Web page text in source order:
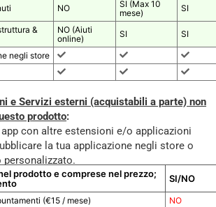
NO
SI (Max 10
mese)
SI
&
NO (Aiuti
online)
SI SI
negli store
e Servizi esterni (acquistabili a parte) non
prodotto:
con altre estensioni e/o applicazioni
la tua applicazione negli store o
prodotto e comprese nel prezzo;
SI/NO
(€15 / mese)
NO